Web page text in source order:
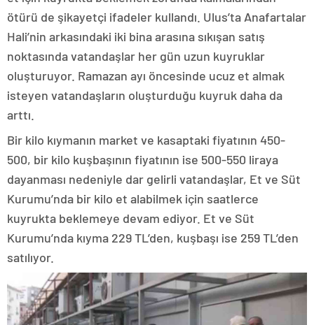
ötürü de şikayetçi ifadeler kullandı. Ulus’ta Anafartalar
Hali’nin arkasındaki iki bina arasına sıkışan satış
noktasında vatandaşlar her gün uzun kuyruklar
oluşturuyor. Ramazan ayı öncesinde ucuz et almak
isteyen vatandaşların oluşturduğu kuyruk daha da
arttı.
Bir kilo kıymanın market ve kasaptaki fiyatının 450-
500, bir kilo kuşbaşının fiyatının ise 500-550 liraya
dayanması nedeniyle dar gelirli vatandaşlar, Et ve Süt
Kurumu’nda bir kilo et alabilmek için saatlerce
kuyrukta beklemeye devam ediyor. Et ve Süt
Kurumu’nda kıyma 229 TL’den, kuşbaşı ise 259 TL’den
satılıyor.